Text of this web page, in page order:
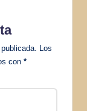
Los
con *